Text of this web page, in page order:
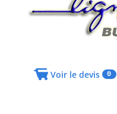
Voir le devis 0